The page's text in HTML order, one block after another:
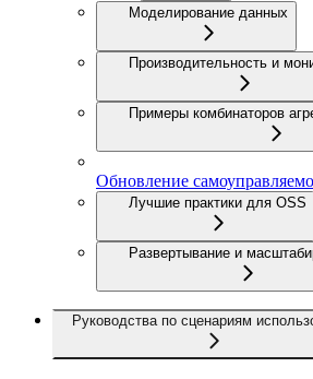
Моделирование данных
Производительность и
Примеры комбинаторов
Обновление
Лучшие практики для OSS
Развертывание и
Руководства по сценариям